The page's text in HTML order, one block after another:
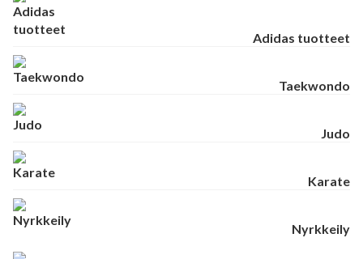
Adidas tuotteet
Taekwondo
Judo
Karate
Nyrkkeily